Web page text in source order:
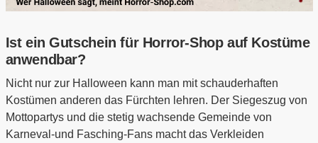
Ist ein Gutschein für Horror-Shop auf Kostüme
anwendbar?
Nicht nur zur Halloween kann man mit schauderhaften
Kostümen anderen das Fürchten lehren. Der Siegeszug von
Mottopartys und die stetig wachsende Gemeinde von
Karneval-und Fasching-Fans macht das Verkleiden